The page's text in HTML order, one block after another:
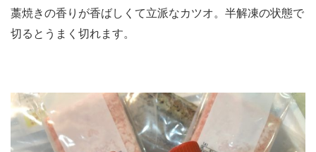
藁焼きの香りが香ばしくて立派なカツオ。半解凍の状態で
切るとうまく切れます。